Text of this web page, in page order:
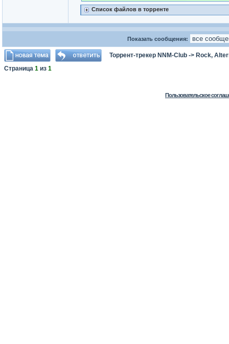
Список файлов в торренте
Показать сообщения:
Торрент-трекер NNM-Club -> Rock,
Страница 1 из 1
Пользовательское